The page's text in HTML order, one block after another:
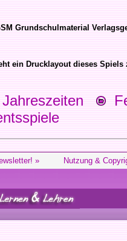
Grundschulmaterial
ein Drucklayout dieses Spiels
» Nutzung &